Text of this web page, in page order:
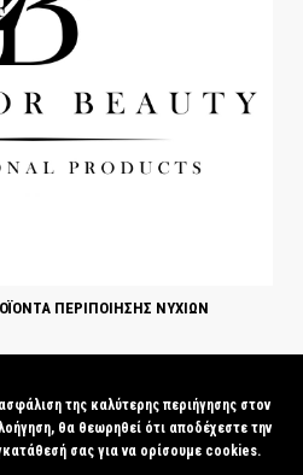
ΠΕΡΙΠΟΙΗΣΗΣ ΝΥΧΙΩΝ
Νυχιών | Love4Beauty © 2016Κατασκευή
Solutions
της καλύτερης περιήγησης στον
θα θεωρηθεί ότι αποδέχεστε την
σας για να ορίσουμε cookies.